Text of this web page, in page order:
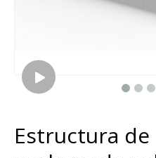
Estructura